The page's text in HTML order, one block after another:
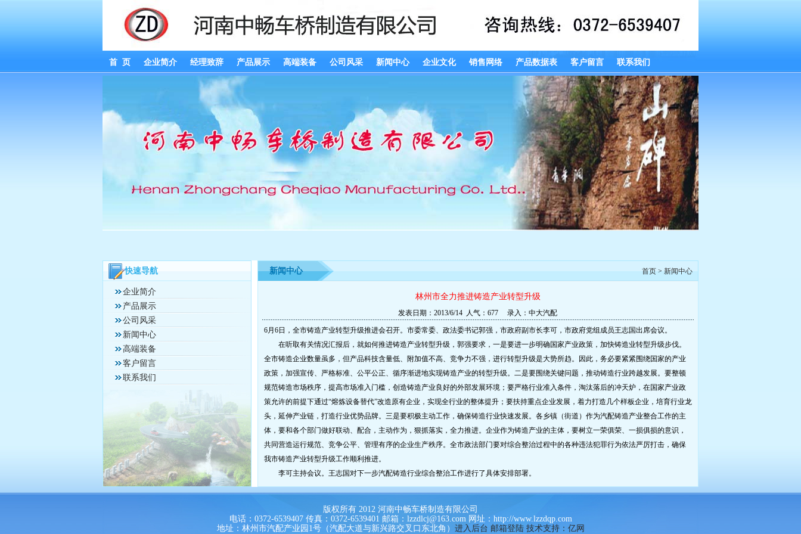
首 页 企业简介 经理致辞 产品展示 高端装备 公司风采 新闻中心 企业文化 销售网络 产品数据表 客户留言 联系我们
快速导航
企业简介
产品展示
公司风采
新闻中心
高端装备
客户留言
联系我们
新闻中心 首页 > 新闻中心
林州市全力推进铸造产业转型升级
发表日期：2013/6/14 人气：677 录入：中大汽配
6月6日，全市铸造产业转型升级推进会召开。市委常委、政法委书记郭强，市政府副市长李可，市政府党组成员王志国出席会议。
在听取有关情况汇报后，就如何推进铸造产业转型升级，郭强要求，一是要进一步明确国家产业政策，加快铸造业转型升级步伐。
全市铸造企业数量虽多，但产品科技含量低、附加值不高、竞争力不强，进行转型升级是大势所趋。因此，务必要紧紧围绕国家的产业
政策，加强宣传、严格标准、公平公正、循序渐进地实现铸造产业的转型升级。二是要围绕关键问题，推动铸造行业跨越发展。要整顿
规范铸造市场秩序，提高市场准入门槛，创造铸造产业良好的外部发展环境；要严格行业准入条件，淘汰落后的冲天炉，在国家产业政
策允许的前提下通过“熔炼设备替代”改造原有企业，实现全行业的整体提升；要扶持重点企业发展，着力打造几个样板企业，培育行业龙
头，延伸产业链，打造行业优势品牌。三是要积极主动工作，确保铸造行业快速发展。各乡镇（街道）作为汽配铸造产业整合工作的主
体，要和各个部门做好联动、配合，主动作为，狠抓落实，全力推进。企业作为铸造产业的主体，要树立一荣俱荣、一损俱损的意识，
共同营造运行规范、竞争公平、管理有序的企业生产秩序。全市政法部门要对综合整治过程中的各种违法犯罪行为依法严厉打击，确保
我市铸造产业转型升级工作顺利推进。
李可主持会议。王志国对下一步汽配铸造行业综合整治工作进行了具体安排部署。
版权所有 2012 河南中畅车桥制造有限公司
电话：0372-6539407 传真：0372-6539401 邮箱：lzzdlcj@163.com 网址：http://www.lzzdqp.com
地址：林州市汽配产业园1号（汽配大道与新兴路交叉口东北角） 进入后台 邮箱登陆 技术支持：亿网